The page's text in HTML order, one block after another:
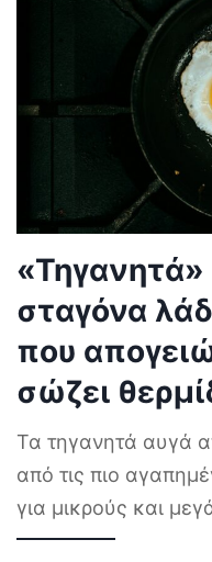
σταγόνα
που
σώζει
Τα τηγανητά αυγά
από τις πιο
για μικρούς και